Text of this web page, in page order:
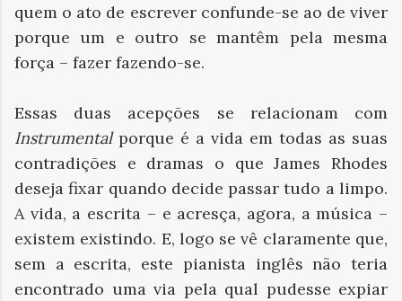
quem o ato de escrever confunde-se ao de viver
porque um e outro se mantêm pela mesma
força – fazer fazendo-se.
Essas duas acepções se relacionam com
Instrumentalporque é a vida em todas as suas
contradições e dramas o que James Rhodes
deseja fixar quando decide passar tudo a limpo.
A vida, a escrita – e acresça, agora, a música –
existem existindo. E, logo se vê claramente que,
sem a escrita, este pianista inglês não teria
encontrado uma via pela qual pudesse expiar